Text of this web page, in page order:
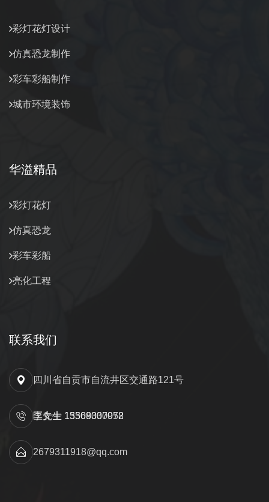
彩灯花灯设计
仿真恐龙制作
彩车彩船制作
城市环境装饰
华溢精品
彩灯花灯
仿真恐龙
彩车彩船
亮化工程
联系我们
四川省自贡市自流井区交通路121号
匡先生 15309000052
李女士 13568337978
2679311918@qq.com